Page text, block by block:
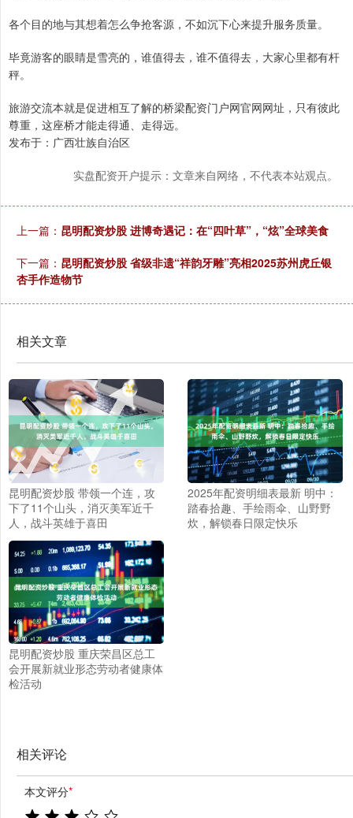
各个目的地与其想着怎么争抢客源，不如沉下心来提升服务质量。
毕竟游客的眼睛是雪亮的，谁值得去，谁不值得去，大家心里都有杆
秤。
旅游交流本就是促进相互了解的桥梁配资门户网官网网址，只有彼此
尊重，这座桥才能走得通、走得远。
发布于：广西壮族自治区
实盘配资开户提示：文章来自网络，不代表本站观点。
上一篇： 昆明配资炒股 进博奇遇记：在“四叶草”，“炫”全球美食
下一篇： 昆明配资炒股 省级非遗“祥韵牙雕”亮相2025苏州虎丘银
杏手作造物节
相关文章
昆明配资炒股 带领一个连，攻
下了11个山头，消灭美军近千
人，战斗英雄于喜田
2025年配资明细表最新 明中：
踏春拾趣、手绘雨伞、山野野
炊，解锁春日限定快乐
昆明配资炒股 重庆荣昌区总工
会开展新就业形态劳动者健康体
检活动
相关评论
本文评分*